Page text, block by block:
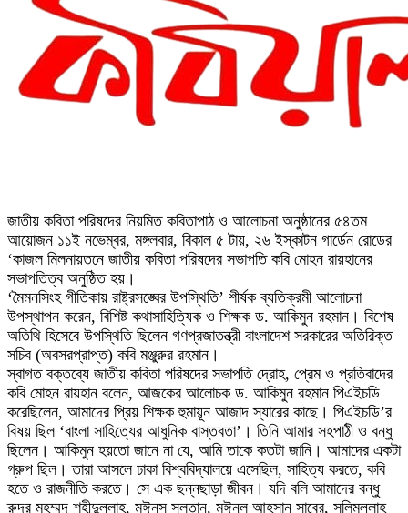
জাতীয় কবিতা পরিষদের নিয়মিত কবিতাপাঠ ও আলোচনা অনুষ্ঠানের ৫৪তম
আয়োজন ১১ই নভেম্বর, মঙ্গলবার, বিকাল ৫ টায়, ২৬ ইস্কাটন গার্ডেন রোডের
‘কাজল মিলনায়তনে জাতীয় কবিতা পরিষদের সভাপতি কবি মোহন রায়হানের
সভাপতিত্ব অনুষ্ঠিত হয়।
‘মৈমনসিংহ গীতিকায় রাষ্ট্রসঙ্ঘের উপস্থিতি’ শীর্ষক ব্যতিক্রমী আলোচনা
উপস্থাপন করেন, বিশিষ্ট কথাসাহিত্যিক ও শিক্ষক ড. আকিমুন রহমান। বিশেষ
অতিথি হিসেবে উপস্থিতি ছিলেন গণপ্রজাতন্ত্রী বাংলাদেশ সরকারের অতিরিক্ত
সচিব (অবসরপ্রাপ্ত) কবি মঞ্জুরুর রহমান।
স্বাগত বক্তব্যে জাতীয় কবিতা পরিষদের সভাপতি দ্রোহ, প্রেম ও প্রতিবাদের
কবি মোহন রায়হান বলেন, আজকের আলোচক ড. আকিমুন রহমান পিএইচডি
করেছিলেন, আমাদের প্রিয় শিক্ষক হুমায়ূন আজাদ স্যারের কাছে। পিএইচডি’র
বিষয় ছিল ‘বাংলা সাহিত্যের আধুনিক বাস্তবতা’। তিনি আমার সহপাঠী ও বন্ধু
ছিলেন। আকিমুন হয়তো জানে না যে, আমি তাকে কতটা জানি। আমাদের একটা
গ্রুপ ছিল। তারা আসলে ঢাকা বিশ্ববিদ্যালয়ে এসেছিল, সাহিত্য করতে, কবি
হতে ও রাজনীতি করতে। সে এক ছন্নছাড়া জীবন। যদি বলি আমাদের বন্ধু
রুদ্র মুহম্মদ শহীদুল্লাহ, মঈনুস সুলতান, মঈনুল আহসান সাবের, সলিমুল্লাহ